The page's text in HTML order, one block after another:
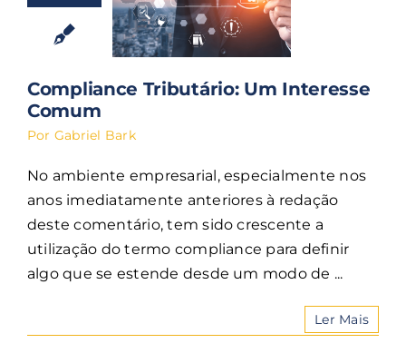
Compliance Tributário: Um Interesse
Comum
Por Gabriel Bark
No ambiente empresarial, especialmente nos
anos imediatamente anteriores à redação
deste comentário, tem sido crescente a
utilização do termo compliance para definir
algo que se estende desde um modo de ...
Ler Mais